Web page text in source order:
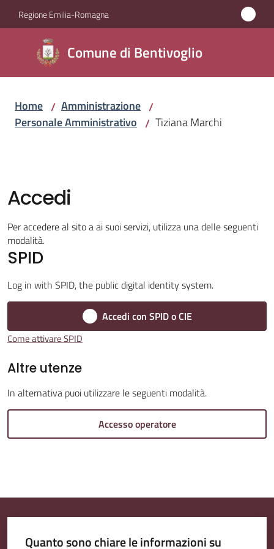
Vai al contenuto
Vai alla navigazione
Vai al footer
Regione Emilia-Romagna
Comune di Bentivoglio
Comune di
Bentivoglio
Amministrazione
Menu selezionato
Bentivoglio
Amministrazione
Trasparente
A
b
o
r
Home / Amministrazione /
Personale Amministrativo / Tiziana Marchi
Accedi
Per accedere al sito a ai suoi servizi, utilizza una delle seguenti
modalità.
SPID
Log in with SPID, the public digital identity system.
Accedi con SPID o CIE
Come attivare SPID
Altre utenze
In alternativa puoi utilizzare le seguenti modalità.
Accesso operatore
Quanto sono chiare le informazioni su